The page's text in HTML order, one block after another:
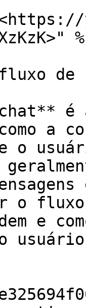
de
é
a
o
o
e